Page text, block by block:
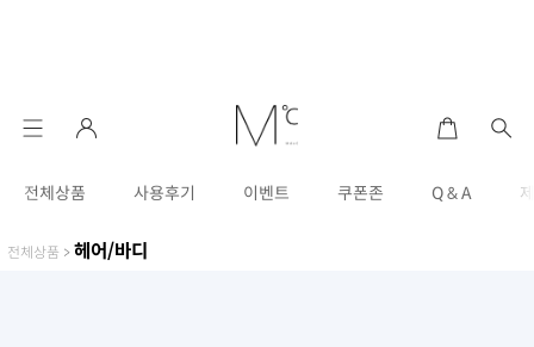
전체상품 사용후기 이벤트 쿠폰존 Q & A
전체상품 > 헤어/바디